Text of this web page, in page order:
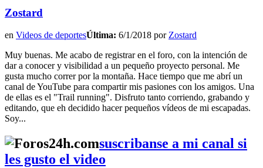
Zostard
en Videos de deportesÚltima: 6/1/2018 porZostard
Muy buenas. Me acabo de registrar en el foro, con la intención de
dar a conocer y visibilidad a un pequeño proyecto personal. Me
gusta mucho correr por la montaña. Hace tiempo que me abrí un
canal de YouTube para compartir mis pasiones con los amigos. Una
de ellas es el "Trail running". Disfruto tanto corriendo, grabando y
editando, que eh decidido hacer pequeños vídeos de mi escapadas.
Soy...
suscribanse a mi canal si
les gusto el video